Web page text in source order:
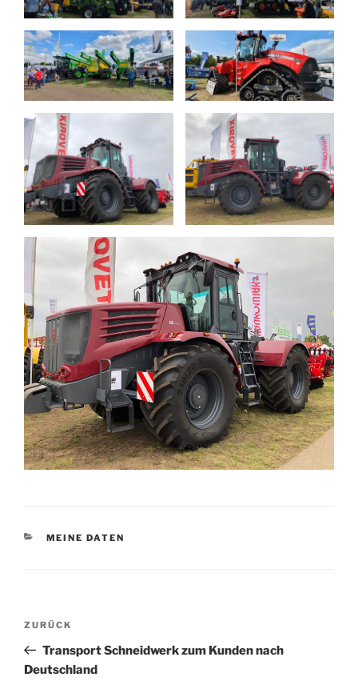
KATEGORIEN
MEINE DATEN
Beitragsnavigation
Vorheriger
Beitrag
ZURÜCK
Transport Schneidwerk zum Kunden nach
Deutschland